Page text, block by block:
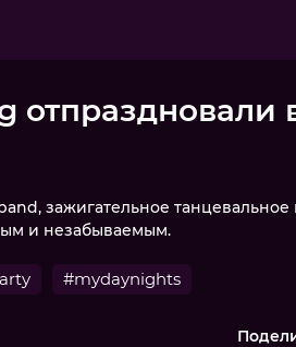
отпраздновали
зажигательное
и незабываемым.
#mydaynights